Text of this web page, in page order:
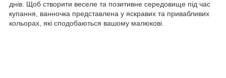
днів. Щоб створити веселе та позитивне середовище під час
купання, ванночка представлена у яскравих та привабливих
кольорах, які сподобаються вашому малюкові.